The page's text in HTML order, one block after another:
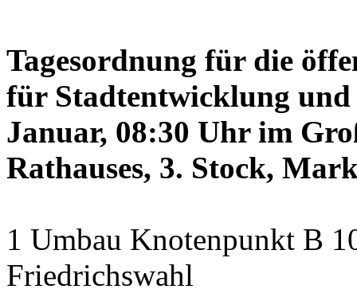
Tagesordnung für die
für Stadtentwicklung und
Januar, 08:30 Uhr im
Rathauses, 3. Stock,
1 Umbau Knotenpunkt B
Friedrichswahl